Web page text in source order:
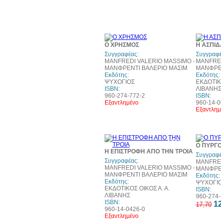
Ο ΧΡΗΣΜΟΣ
Συγγραφέας:
MANFREDI VALERIO MASSIMO -
ΜΑΝΦΡΕΝΤΙ ΒΑΛΕΡΙΟ ΜΑΣΙΜ
Εκδότης:
ΨΥΧΟΓΙΟΣ
ISBN:
960-274-772-2
Εξαντλημένο
Η
Εκδότης:
ΛΙΒΑΝΗΣ
ISBN:
960-14-
10%
Η ΕΠΙΣΤΡΟΦΗ ΑΠΟ ΤΗΝ ΤΡΟΙΑ
Συγγραφέας:
MANFREDI VALERIO MASSIMO -
ΜΑΝΦΡΕΝΤΙ ΒΑΛΕΡΙΟ ΜΑΣΙΜ
Εκδότης:
ΕΚΔΟΤΙΚΟΣ ΟΙΚΟΣ Α. Α.
ΛΙΒΑΝΗΣ
ISBN:
960-14-0426-0
Εξαντλημένο
Ο
Εκδότης:
ISBN:
960-
17,70